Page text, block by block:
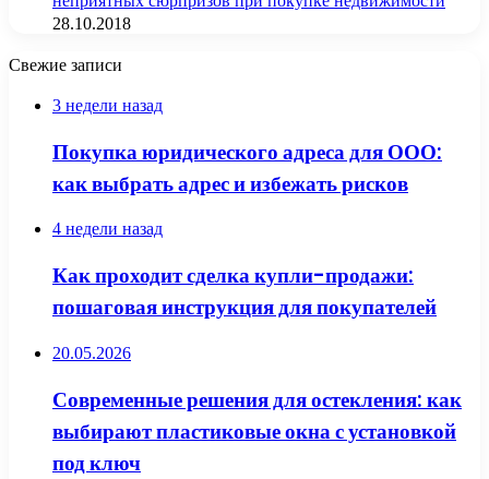
28.10.2018
Свежие записи
3 недели назад
Покупка юридического адреса для ООО:
как выбрать адрес и избежать рисков
4 недели назад
Как проходит сделка купли-продажи:
пошаговая инструкция для покупателей
20.05.2026
Современные решения для остекления: как
выбирают пластиковые окна с установкой
под ключ